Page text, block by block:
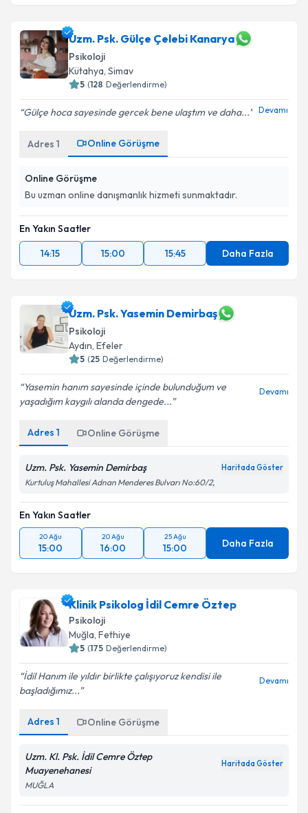
takvim hazırlandığında e-posta ile bilgilendireceğiz.
E-posta Adresiniz
Metni'ni okudum ve kişisel verilerimin belirtilen
kapsamda işlenmesini kabul ediyorum.
Takvim Talebini Gönder
Uzm. Psk. Gülçe Çelebi Kanarya
Psikoloji
Kütahya, Simav
5 (128 Değerlendirme)
Gülçe hoca sayesinde gercek bene ulaştım ve daha... Devamı
Adres 1 Online Görüşme
Online Görüşme
Bu uzman online danışmanlık hizmeti sunmaktadır.
En Yakın Saatler
14:15
15:00 15:45 Daha Fazla
Uzm. Psk. Yasemin Demirbaş
Psikoloji
Aydın, Efeler
5 (25 Değerlendirme)
Yasemin hanım sayesinde içinde bulunduğum ve
yaşadığım kaygılı alanda dengede...
Devamı
Adres 1 Online Görüşme
Uzm. Psk. Yasemin Demirbaş Haritada Göster
Kurtuluş Mahallesi Adnan Menderes Bulvarı No:60/2,
En Yakın Saatler
20 Ağu
15:00
20 Ağu
16:00
25 Ağu
15:00 Daha Fazla
Klinik Psikolog İdil Cemre Öztep
Psikoloji
Muğla, Fethiye
5 (175 Değerlendirme)
İdil Hanım ile yıldır birlikte çalışıyoruz kendisi ile
başladığımız...
Devamı
Adres 1 Online Görüşme
Uzm. Kl. Psk. İdil Cemre Öztep
Muayenehanesi
Haritada Göster
MUĞLA